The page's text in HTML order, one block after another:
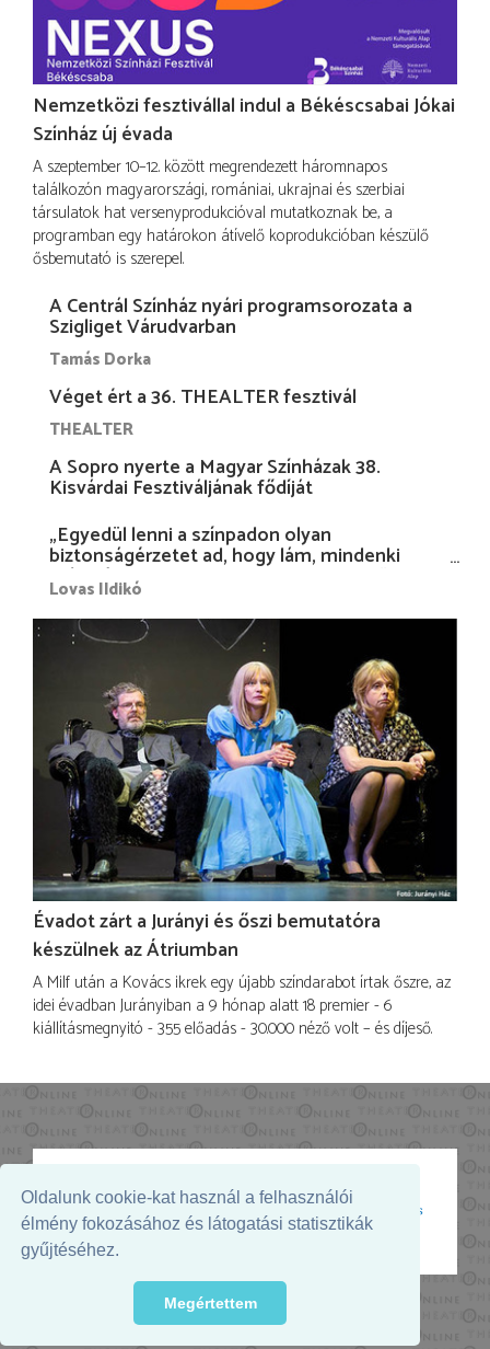
Oldalunk cookie-kat használ a felhasználói
élmény fokozásához és látogatási statisztikák
gyűjtéséhez.
Megértettem
Nemzetközi fesztivállal indul a Békéscsabai Jókai
Színház új évada
A szeptember 10–12. között megrendezett háromnapos
találkozón magyarországi, romániai, ukrajnai és szerbiai
társulatok hat versenyprodukcióval mutatkoznak be, a
programban egy határokon átívelő koprodukcióban készülő
ősbemutató is szerepel.
A Centrál Színház nyári programsorozata a
Szigliget Várudvarban
Tamás Dorka
Véget ért a 36. THEALTER fesztivál
THEALTER
A Sopro nyerte a Magyar Színházak 38.
Kisvárdai Fesztiváljának fődíját
„Egyedül lenni a színpadon olyan
biztonságérzetet ad, hogy lám, mindenki
más nélkül is megvagyok magammal…”
Lovas Ildikó
Évadot zárt a Jurányi és őszi bemutatóra
készülnek az Átriumban
A Milf után a Kovács ikrek egy újabb színdarabot írtak őszre, az
idei évadban Jurányiban a 9 hónap alatt 18 premier - 6
kiállításmegnyitó - 355 előadás - 30.000 néző volt – és díjeső.
Az oldal megjelenését támogatja:
© 2026. - THEATER Online -theater.hu